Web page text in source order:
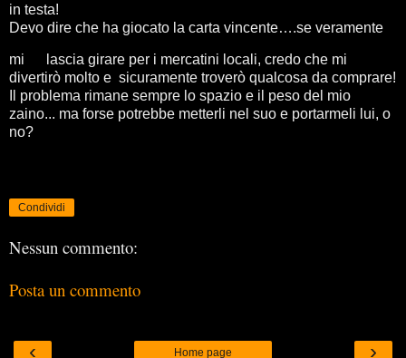
in testa!
Devo dire che ha giocato la carta vincente….se veramente
mi
lascia girare per i mercatini locali, credo che mi
divertirò molto e sicuramente troverò qualcosa da comprare!
Il problema rimane sempre lo spazio e il peso del mio
zaino... ma forse potrebbe metterli nel suo e portarmeli lui, o
no?
Condividi
Nessun commento:
Posta un commento
‹ ›
Home page